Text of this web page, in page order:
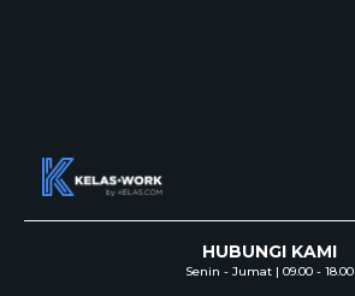
HUBUNGI KAMI
Senin - Jumat | 09.00 - 18.00